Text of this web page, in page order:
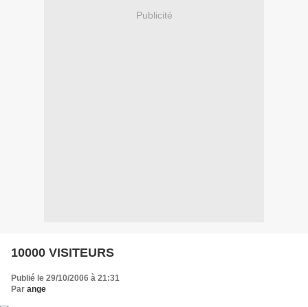
Publicité
10000 VISITEURS
Publié le 29/10/2006 à 21:31
Par ange